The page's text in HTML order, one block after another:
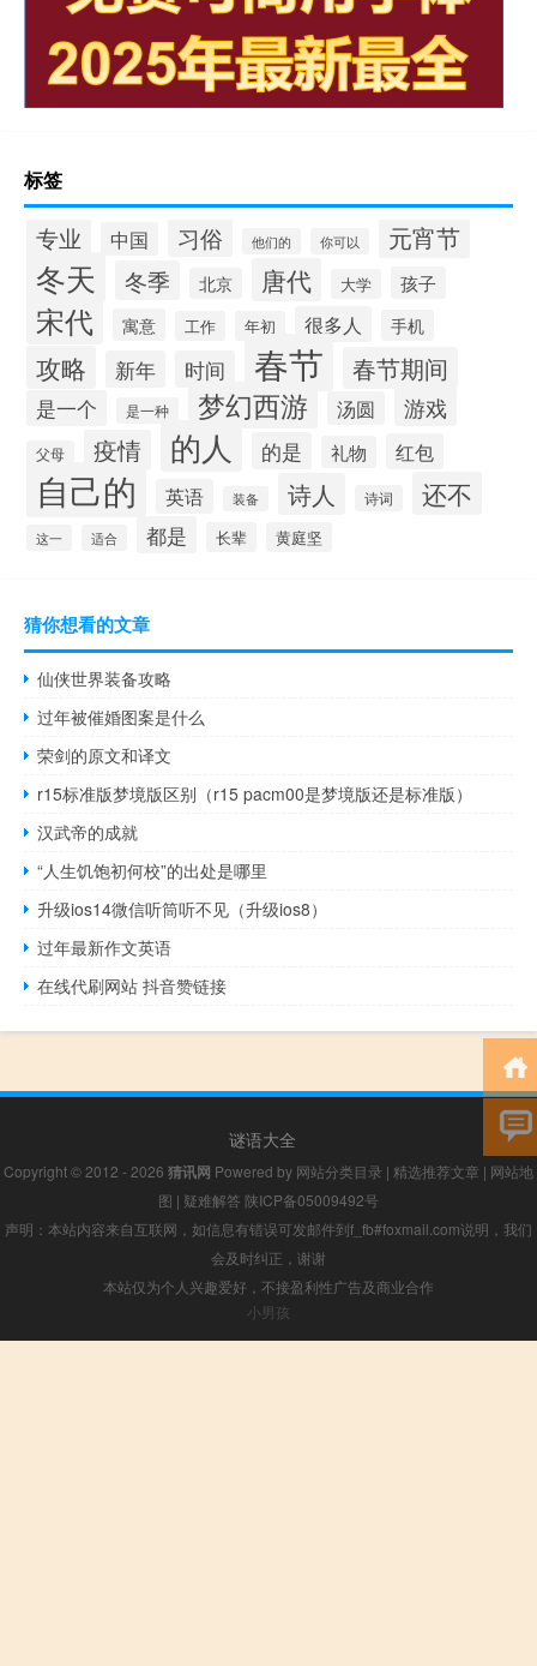
标签
专业 中国 习俗 他们的 你可以 元宵节
冬天 冬季 北京 唐代 大学 孩子
宋代 寓意 工作 年初 很多人 手机
攻略 新年 时间 春节 春节期间
是一个 是一种 梦幻西游 汤圆 游戏
父母 疫情 的人 的是 礼物 红包
自己的 英语 装备 诗人 诗词 还不
这一 适合 都是 长辈 黄庭坚
猜你想看的文章
仙侠世界装备攻略
过年被催婚图案是什么
荣剑的原文和译文
r15标准版梦境版区别（r15 pacm00是梦境版还是标准版）
汉武帝的成就
“人生饥饱初何校”的出处是哪里
升级ios14微信听筒听不见（升级ios8）
过年最新作文英语
在线代刷网站 抖音赞链接
谜语大全
Copyright © 2012 - 2026 猜讯网 Powered by 网站分类目录 | 精选推荐文章 | 网站地
图 | 疑难解答 陕ICP备05009492号
声明：本站内容来自互联网，如信息有错误可发邮件到f_fb#foxmail.com说明，我们
会及时纠正，谢谢
本站仅为个人兴趣爱好，不接盈利性广告及商业合作
小男孩